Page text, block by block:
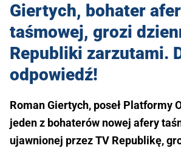
Giertych, bohater
taśmowej, grozi
Republiki zarzutami.
odpowiedź!
Roman Giertych, poseł Platformy
jeden z bohaterów nowej afery
ujawnionej przez TV Republikę,